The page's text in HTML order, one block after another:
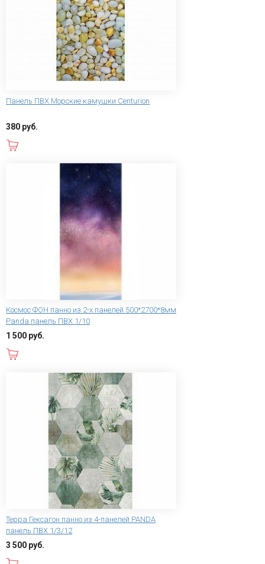
Панель ПВХ Морские камушки Centurion
380 руб.
Космос ФОН панно из 2-х панелей 500*2700*8мм
Panda панель ПВХ 1/10
1 500 руб.
Терра Гексагон панно из 4-панелей PANDA
панель ПВХ 1/3/12
3 500 руб.